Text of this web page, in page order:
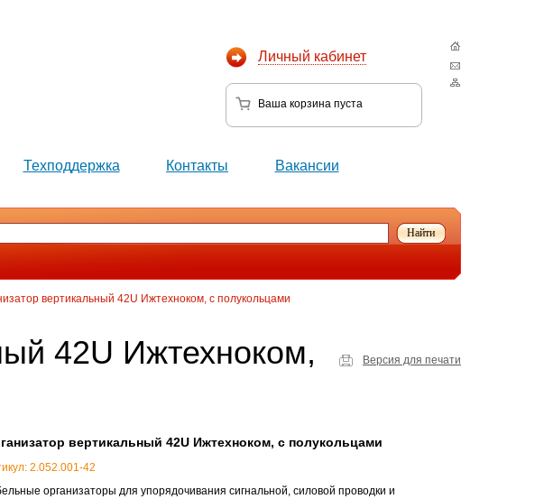
Личный кабинет
Ваша корзина пуста
Техподдержка Контакты Вакансии
вертикальный 42U Ижтехноком, с полукольцами
Версия для печати
42U Ижтехноком,
вертикальный 42U Ижтехноком, с полукольцами
2.052.001-42
организаторы для упорядочивания сигнальной, силовой проводки и